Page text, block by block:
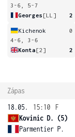
3-6, 5-7
Georges [LL] 2
Kichenok
0
4-6, 3-6
Konta[2] 2
Zápas
18.05.
15:10
F
Kovinic D. (5)
Parmentier P.